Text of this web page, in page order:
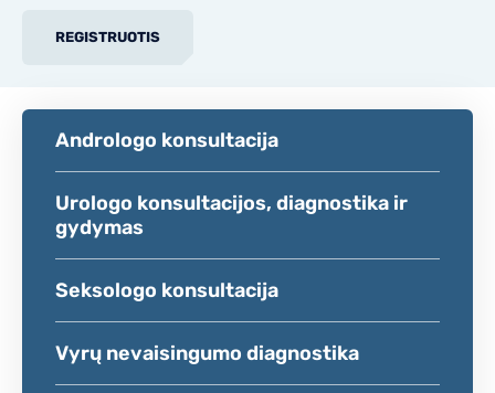
REGISTRUOTIS
Andrologo konsultacija
Urologo konsultacijos, diagnostika ir
gydymas
Seksologo konsultacija
Vyrų nevaisingumo diagnostika